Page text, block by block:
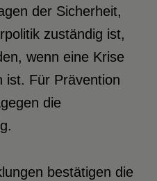
der Sicherheit,
zuständig ist,
wenn eine Krise
ist. Für Prävention
die
bestätigen die